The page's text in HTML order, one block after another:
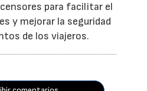
para facilitar el
y mejorar la seguridad
de los viajeros.